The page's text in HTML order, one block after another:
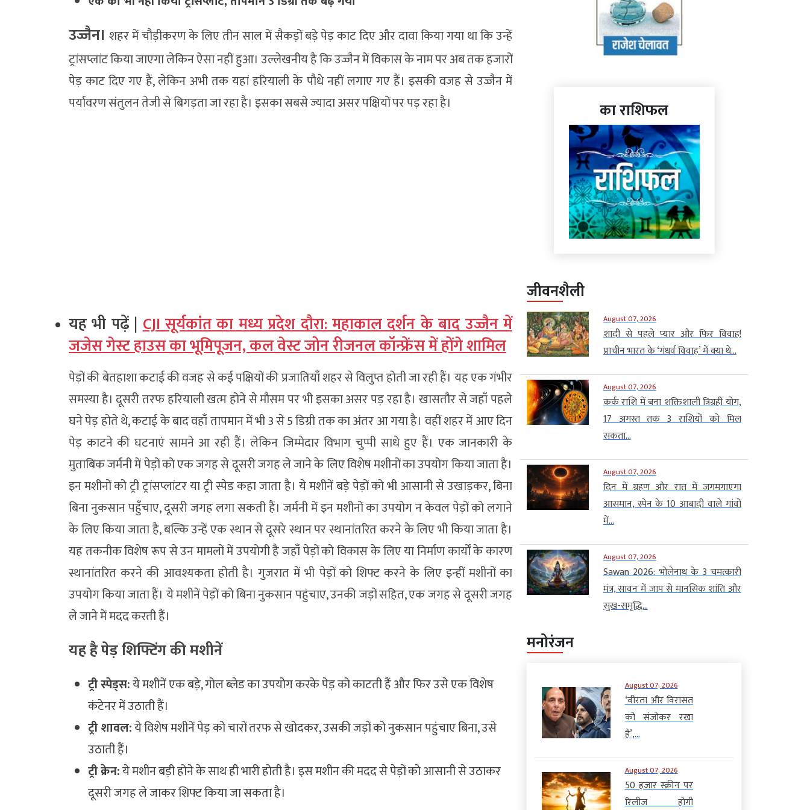
उज्जैन। शहर में चौड़ीकरण के लिए तीन साल में सैकड़ों बड़े पेड़ काट दिए और दावा किया गया था कि उन्हें
ट्रांसप्लांट किया जाएगा लेकिन ऐसा नहीं हुआ। उल्लेखनीय है कि उज्जैन में विकास के नाम पर अब तक हजारों
पेड़ काट दिए गए हैं, लेकिन अभी तक यहां हरियाली के पौधे नहीं लगाए गए हैं। इसकी वजह से उज्जैन में
पर्यावरण संतुलन तेजी से बिगड़ता जा रहा है। इसका सबसे ज्यादा असर पक्षियों पर पड़ रहा है।
यह भी पढ़ें |CJI सूर्यकांत का मध्य प्रदेश दौरा: महाकाल दर्शन के बाद उज्जैन में
जजेस गेस्ट हाउस का भूमिपूजन, कल वेस्ट जोन रीजनल कॉन्फ्रेंस में होंगे शामिल
पेड़ों की बेतहाशा कटाई की वजह से कई पक्षियों की प्रजातियाँ शहर से विलुप्त होती जा रही हैं। यह एक गंभीर
समस्या है। दूसरी तरफ हरियाली खत्म होने से मौसम पर भी इसका असर पड़ रहा है। खासतौर से जहाँ पहले
घने पेड़ होते थे, कटाई के बाद वहाँ तापमान में भी 3 से 5 डिग्री तक का अंतर आ गया है। वहीं शहर में आए दिन
पेड़ काटने की घटनाएं सामने आ रही हैं। लेकिन जिम्मेदार विभाग चुप्पी साधे हुए हैं। एक जानकारी के
मुताबिक जर्मनी में पेड़ों को एक जगह से दूसरी जगह ले जाने के लिए विशेष मशीनों का उपयोग किया जाता है।
इन मशीनों को ट्री ट्रांसप्लांटर या ट्री स्पेड कहा जाता है। ये मशीनें बड़े पेड़ों को भी आसानी से उखाड़कर, बिना
बिना नुकसान पहुँचाए, दूसरी जगह लगा सकती हैं। जर्मनी में इन मशीनों का उपयोग न केवल पेड़ों को लगाने
के लिए किया जाता है, बल्कि उन्हें एक स्थान से दूसरे स्थान पर स्थानांतरित करने के लिए भी किया जाता है।
यह तकनीक विशेष रूप से उन मामलों में उपयोगी है जहाँ पेड़ों को विकास के लिए या निर्माण कार्यों के कारण
स्थानांतरित करने की आवश्यकता होती है। गुजरात में भी पेड़ों को शिफ्ट करने के लिए इन्हीं मशीनों का
उपयोग किया जाता हैं। ये मशीनें पेड़ों को बिना नुकसान पहुंचाए, उनकी जड़ों सहित, एक जगह से दूसरी जगह
ले जाने में मदद करती हैं।
यह है पेड़ शिफ्टिंग की मशीनें
ट्री स्पेड्स:ये मशीनें एक बड़े, गोल ब्लेड का उपयोग करके पेड़ को काटती हैं और फिर उसे एक विशेष
कंटेनर में उठाती हैं।
ट्री शावल:ये विशेष मशीनें पेड़ को चारों तरफ से खोदकर, उसकी जड़ों को नुकसान पहुंचाए बिना, उसे
उठाती हैं।
ट्री क्रेन:ये मशीन बड़ी होने के साथ ही भारी होती है। इस मशीन की मदद से पेड़ों को आसानी से उठाकर
दूसरी जगह ले जाकर शिफ्ट किया जा सकता है।
का राशिफल
जीवनशैली
August 07, 2026
शादी से पहले प्यार और फिर विवाह!
प्राचीन भारत के ‘गंधर्व विवाह’ में क्या थे...
August 07, 2026
कर्क राशि में बना शक्तिशाली त्रिग्रही योग,
17 अगस्त तक 3 राशियों को मिल
सकता...
August 07, 2026
दिन में ग्रहण और रात में जगमगाएगा
आसमान, स्पेन के 10 आबादी वाले गांवों
में...
August 07, 2026
Sawan 2026: भोलेनाथ के 3 चमत्कारी
मंत्र, सावन में जाप से मानसिक शांति और
सुख-समृद्धि...
मनोरंजन
August 07, 2026
‘वीरता और विरासत
को संजोकर रखा
है’,...
August 07, 2026
50 हजार स्क्रीन पर
रिलीज होगी